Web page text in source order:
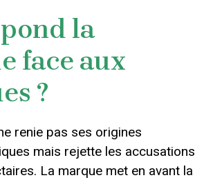
la
face aux
?
renie pas ses origines
mais rejette les accusations
La marque met en avant la